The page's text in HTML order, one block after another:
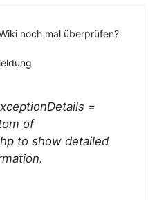
noch mal überprüfen?
=
of
to show detailed